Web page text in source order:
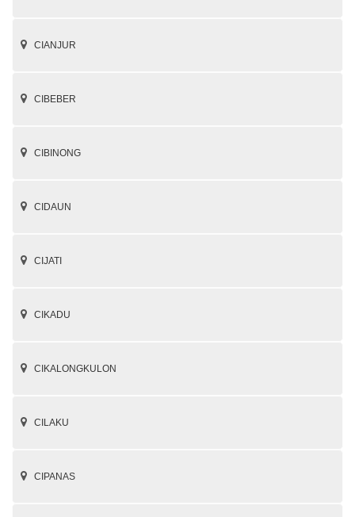
CIANJUR
CIBEBER
CIBINONG
CIDAUN
CIJATI
CIKADU
CIKALONGKULON
CILAKU
CIPANAS